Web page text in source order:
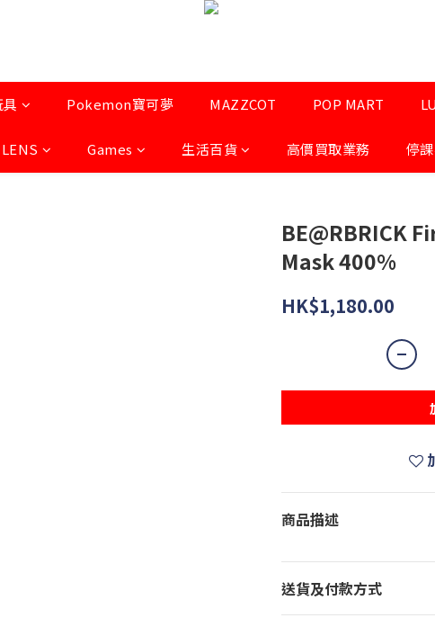
Pokemon寶可夢 MAZZCOT POP MART
Games 生活百貨 高價買取業務 停
BE@RBRICK
Mask 400%
HK$1,180.00
商品描述
送貨及付款方式